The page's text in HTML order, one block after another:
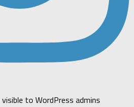
to WordPress admins